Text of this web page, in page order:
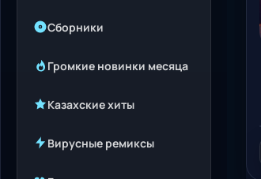
Сборники
Громкие новинки месяца
Казахские хиты
Вирусные ремиксы